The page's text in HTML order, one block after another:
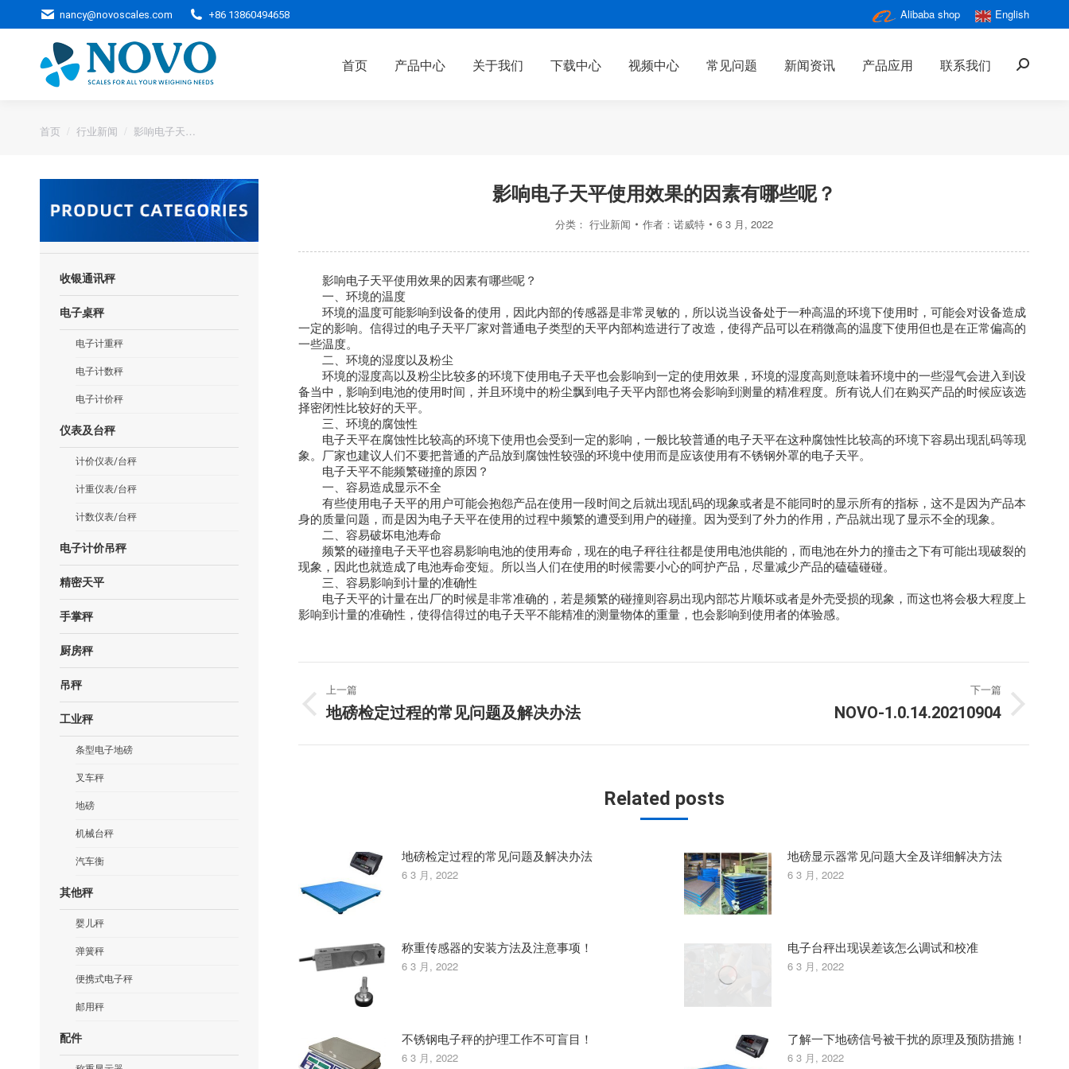
nancy@novoscales.com +86 13860494658 Alibaba shop English
首页 产品中心 关于我们 下载中心 视频中心 常见问题 新闻资讯 产品应用 联系我们
搜
您的位置：
首页 行业新闻 影响电子天…
影响电子天平使用效果的因素有哪些呢？
分类： 行业新闻 作者： 诺威特 6 3 月, 2022
影响电子天平使用效果的因素有哪些呢？
一、环境的温度
环境的温度可能影响到设备的使用，因此内部的传感器是非常灵敏的，所以说当设备处于一种高温的环境下使用时，可能会对设备造成
一定的影响。信得过的电子天平厂家对普通电子类型的天平内部构造进行了改造，使得产品可以在稍微高的温度下使用但也是在正常偏高的
一些温度。
二、环境的湿度以及粉尘
环境的湿度高以及粉尘比较多的环境下使用电子天平也会影响到一定的使用效果，环境的湿度高则意味着环境中的一些湿气会进入到设
备当中，影响到电池的使用时间，并且环境中的粉尘飘到电子天平内部也将会影响到测量的精准程度。所有说人们在购买产品的时候应该选
择密闭性比较好的天平。
三、环境的腐蚀性
电子天平在腐蚀性比较高的环境下使用也会受到一定的影响，一般比较普通的电子天平在这种腐蚀性比较高的环境下容易出现乱码等现
象。厂家也建议人们不要把普通的产品放到腐蚀性较强的环境中使用而是应该使用有不锈钢外罩的电子天平。
电子天平不能频繁碰撞的原因？
一、容易造成显示不全
有些使用电子天平的用户可能会抱怨产品在使用一段时间之后就出现乱码的现象或者是不能同时的显示所有的指标，这不是因为产品本
身的质量问题，而是因为电子天平在使用的过程中频繁的遭受到用户的碰撞。因为受到了外力的作用，产品就出现了显示不全的现象。
二、容易破坏电池寿命
频繁的碰撞电子天平也容易影响电池的使用寿命，现在的电子秤往往都是使用电池供能的，而电池在外力的撞击之下有可能出现破裂的
现象，因此也就造成了电池寿命变短。所以当人们在使用的时候需要小心的呵护产品，尽量减少产品的磕磕碰碰。
三、容易影响到计量的准确性
电子天平的计量在出厂的时候是非常准确的，若是频繁的碰撞则容易出现内部芯片顺坏或者是外壳受损的现象，而这也将会极大程度上
影响到计量的准确性，使得信得过的电子天平不能精准的测量物体的重量，也会影响到使用者的体验感。
章
导
上一篇
上
篇
地磅检定过程的常见问题及解决办法
下一篇
篇
NOVO-1.0.14.20210904
Related posts
地磅检定过程的常见问题及解决办法
6 3 月, 2022
地磅显示器常见问题大全及详细解决方法
6 3 月, 2022
称重传感器的安装方法及注意事项！
6 3 月, 2022
电子台秤出现误差该怎么调试和校准
6 3 月, 2022
不锈钢电子秤的护理工作不可盲目！
6 3 月, 2022
了解一下地磅信号被干扰的原理及预防措施！
6 3 月, 2022
收银通讯秤
电子桌秤
电子计重秤
电子计数秤
电子计价秤
仪表及台秤
计价仪表/台秤
计重仪表/台秤
计数仪表/台秤
电子计价吊秤
精密天平
手掌秤
厨房秤
吊秤
工业秤
条型电子地磅
叉车秤
地磅
机械台秤
汽车衡
其他秤
婴儿秤
弹簧秤
便携式电子秤
邮用秤
配件